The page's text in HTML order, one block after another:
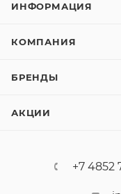
ИНФОРМАЦИЯ
КОМПАНИЯ
БРЕНДЫ
АКЦИИ
+7 4852